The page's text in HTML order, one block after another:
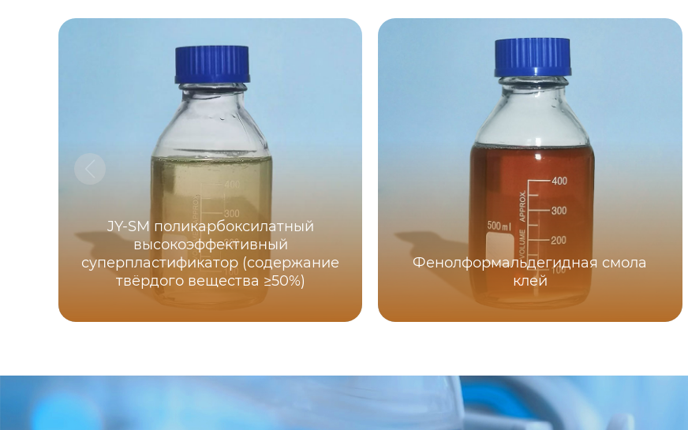
JY-SM поликарбоксилатный
высокоэффективный
суперпластификатор (содержание
твёрдого вещества ≥50%)
Фенолформальдегидная смола
клей